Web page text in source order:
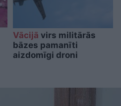
Vācijā virs militārās
bāzes pamanīti
aizdomīgi droni